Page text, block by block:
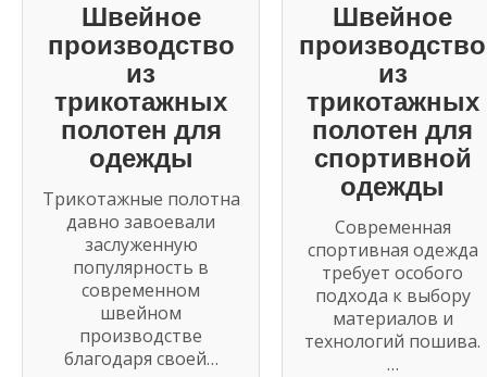
Швейное
производство
из
трикотажных
полотен для
одежды
Трикотажные полотна
давно завоевали
заслуженную
популярность в
современном
швейном
производстве
благодаря своей…
Швейное
производство
из
трикотажных
полотен для
спортивной
одежды
Современная
спортивная одежда
требует особого
подхода к выбору
материалов и
технологий пошива.
…